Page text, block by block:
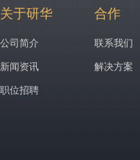
关于研华
公司简介
新闻资讯
职位招聘
合作
联系我们
解决方案